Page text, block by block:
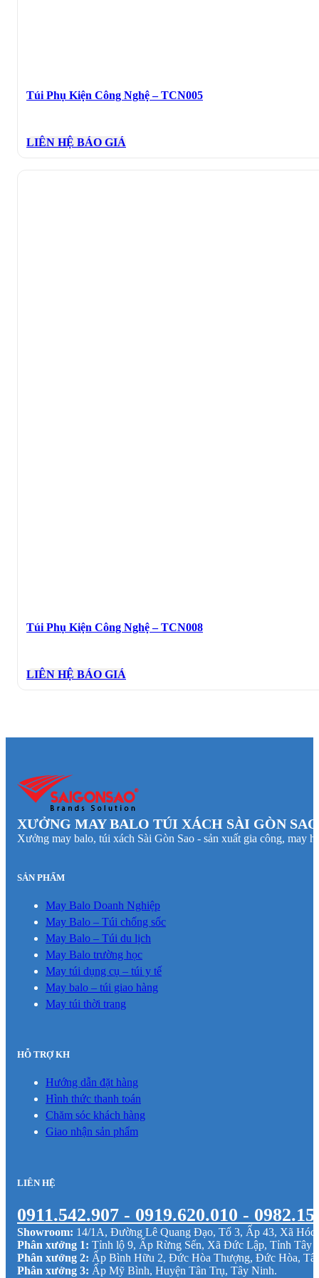
Túi Phụ Kiện Công Nghệ – TCN005
LIÊN HỆ BÁO GIÁ
Túi Phụ Kiện Công Nghệ – TCN008
LIÊN HỆ BÁO GIÁ
XƯỞNG MAY BALO TÚI XÁCH SÀI GÒN
Xưởng may balo, túi xách Sài Gòn Sao - sản xuất gia công, may
SẢN PHẨM
May Balo Doanh Nghiệp
May Balo – Túi chống sốc
May Balo – Túi du lịch
May Balo trường học
May túi dụng cụ – túi y tế
May balo – túi giao hàng
May túi thời trang
HỖ TRỢ KH
Hướng dẫn đặt hàng
Hình thức thanh toán
Chăm sóc khách hàng
Giao nhận sản phẩm
LIÊN HỆ
0911.542.907 - 0919.620.010 -
Showroom: 14/1A, Đường Lê Quang Đạo, Tổ 3, Ấp 43, Xã Hóc
Phân xưởng 1: Tỉnh lộ 9, Ấp Rừng Sến, Xã Đức Lập, Tỉnh Tây
Phân xưởng 2: Ấp Bình Hữu 2, Đức Hòa Thượng, Đức Hòa,
Phân xưởng 3: Ấp Mỹ Bình, Huyện Tân Trụ, Tây Ninh.